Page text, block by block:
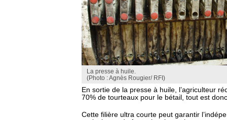
La presse à huile.
(Photo : Agnès Rougier/ RFI)
En sortie de la presse à huile, l’agriculteur
70% de tourteaux pour le bétail, tout est
Cette filière ultra courte peut garantir